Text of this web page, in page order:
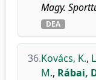
Magy.
DEA
36.Kovács, K.,
M., Rábai,